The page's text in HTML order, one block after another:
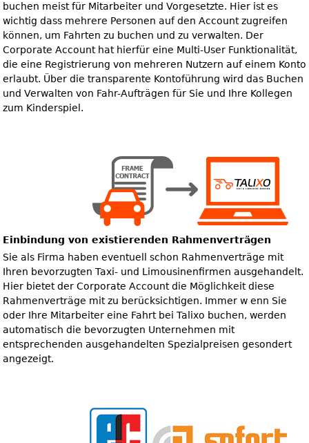
buchen meist für Mitarbeiter und Vorgesetzte. Hier ist es
wichtig dass mehrere Personen auf den Account zugreifen
können, um Fahrten zu buchen und zu verwalten. Der
Corporate Account hat hierfür eine Multi-User Funktionalität,
die eine Registrierung von mehreren Nutzern auf einem Konto
erlaubt. Über die transparente Kontoführung wird das Buchen
und Verwalten von Fahr-Aufträgen für Sie und Ihre Kollegen
zum Kinderspiel.
Einbindung von existierenden Rahmenverträgen
Sie als Firma haben eventuell schon Rahmenverträge mit
Ihren bevorzugten Taxi- und Limousinenfirmen ausgehandelt.
Hier bietet der Corporate Account die Möglichkeit diese
Rahmenverträge mit zu berücksichtigen. Immer w enn Sie
oder Ihre Mitarbeiter eine Fahrt bei Talixo buchen, werden
automatisch die bevorzugten Unternehmen mit
entsprechenden ausgehandelten Spezialpreisen gesondert
angezeigt.